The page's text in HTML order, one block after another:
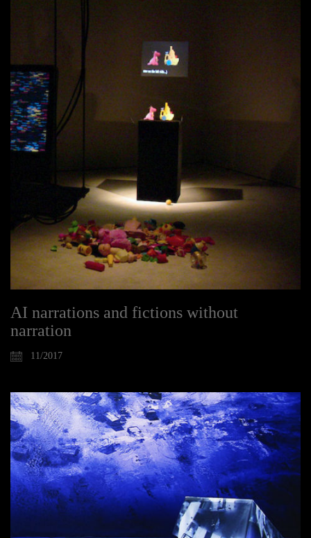
AI narrations and fictions without
narration
11/2017